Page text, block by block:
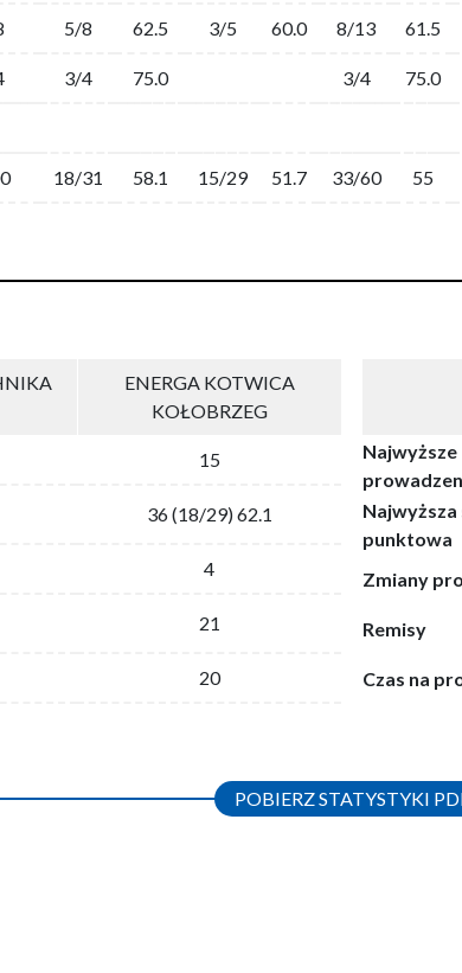
5/8 62.5 3/5 60.0 8/13 61.5
3/4 75.0 3/4 75.0
18/31 58.1 15/29 51.7 33/60 55
ENERGA KOTWICA
KOŁOBRZEG
15
36 (18/29) 62.1
4
21
20
Najwyższe
Najwyższa
punktowa
Zmiany
Remisy
Czas na
POBIERZ STATYSTYKI